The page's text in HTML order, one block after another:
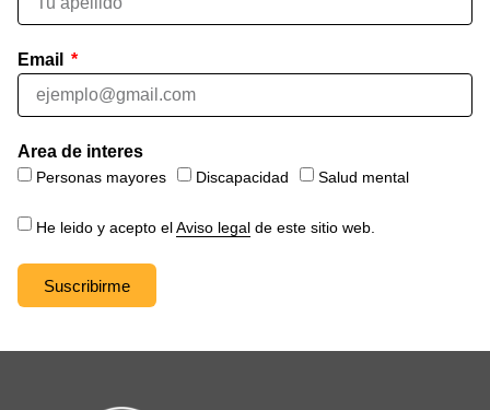
Email
Area de interes
Personas mayores Discapacidad Salud mental
He leido y acepto elAviso legal de este sitio web.
Suscribirme